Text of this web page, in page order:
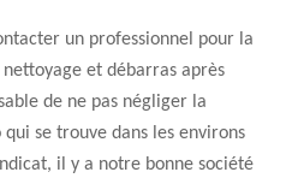
un professionnel pour la
et débarras après
de ne pas négliger la
se trouve dans les environs
il y a notre bonne société